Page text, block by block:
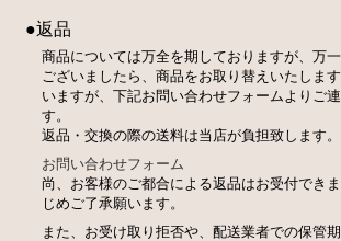
●返品
商品については万全を期しておりますが、万
ございましたら、商品をお取り替えいたしま
いますが、下記お問い合わせフォームよりご
す。
返品・交換の際の送料は当店が負担致します。
お問い合わせフォーム
尚、お客様のご都合による返品はお受付でき
じめご了承願います。
また、お受け取り拒否や、配送業者での保管